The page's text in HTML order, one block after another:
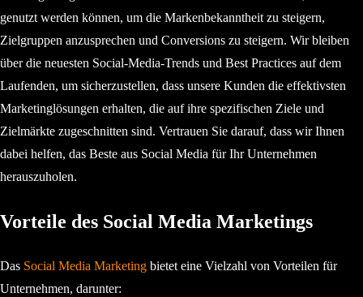
genutzt werden können, um die Markenbekanntheit zu steigern,
Zielgruppen anzusprechen und Conversions zu steigern. Wir bleiben
über die neuesten Social-Media-Trends und Best Practices auf dem
Laufenden, um sicherzustellen, dass unsere Kunden die effektivsten
Marketinglösungen erhalten, die auf ihre spezifischen Ziele und
Zielmärkte zugeschnitten sind. Vertrauen Sie darauf, dass wir Ihnen
dabei helfen, das Beste aus Social Media für Ihr Unternehmen
herauszuholen.
Vorteile des Social Media Marketings
Das Social Media Marketingbietet eine Vielzahl von Vorteilen für
Unternehmen, darunter: